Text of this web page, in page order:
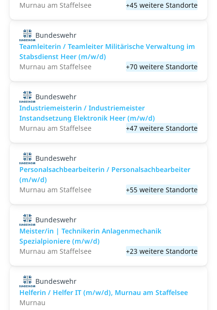
Murnau am Staffelsee
+45 weitere Standorte
Bundeswehr
Teamleiterin / Teamleiter Militärische Verwaltung im
Stabsdienst Heer (m/w/d)
Murnau am Staffelsee
+70 weitere Standorte
Bundeswehr
Industriemeisterin / Industriemeister
Instandsetzung Elektronik Heer (m/w/d)
Murnau am Staffelsee
+47 weitere Standorte
Bundeswehr
Personalsachbearbeiterin / Personalsachbearbeiter
(m/w/d)
Murnau am Staffelsee
+55 weitere Standorte
Bundeswehr
Meister/in | Technikerin Anlagenmechanik
Spezialpioniere (m/w/d)
Murnau am Staffelsee
+23 weitere Standorte
Bundeswehr
Helferin / Helfer IT (m/w/d), Murnau am Staffelsee
Murnau